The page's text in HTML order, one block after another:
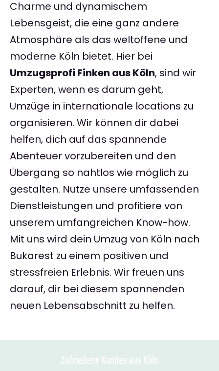
Charme und dynamischem
Lebensgeist, die eine ganz andere
Atmosphäre als das weltoffene und
moderne Köln bietet. Hier bei
Umzugsprofi Finken aus Köln, sind wir
Experten, wenn es darum geht,
Umzüge in internationale locations zu
organisieren. Wir können dir dabei
helfen, dich auf das spannende
Abenteuer vorzubereiten und den
Übergang so nahtlos wie möglich zu
gestalten. Nutze unsere umfassenden
Dienstleistungen und profitiere von
unserem umfangreichen Know-how.
Mit uns wird dein Umzug von Köln nach
Bukarest zu einem positiven und
stressfreien Erlebnis. Wir freuen uns
darauf, dir bei diesem spannenden
neuen Lebensabschnitt zu helfen.
Zufriedene Kunden aus Köln